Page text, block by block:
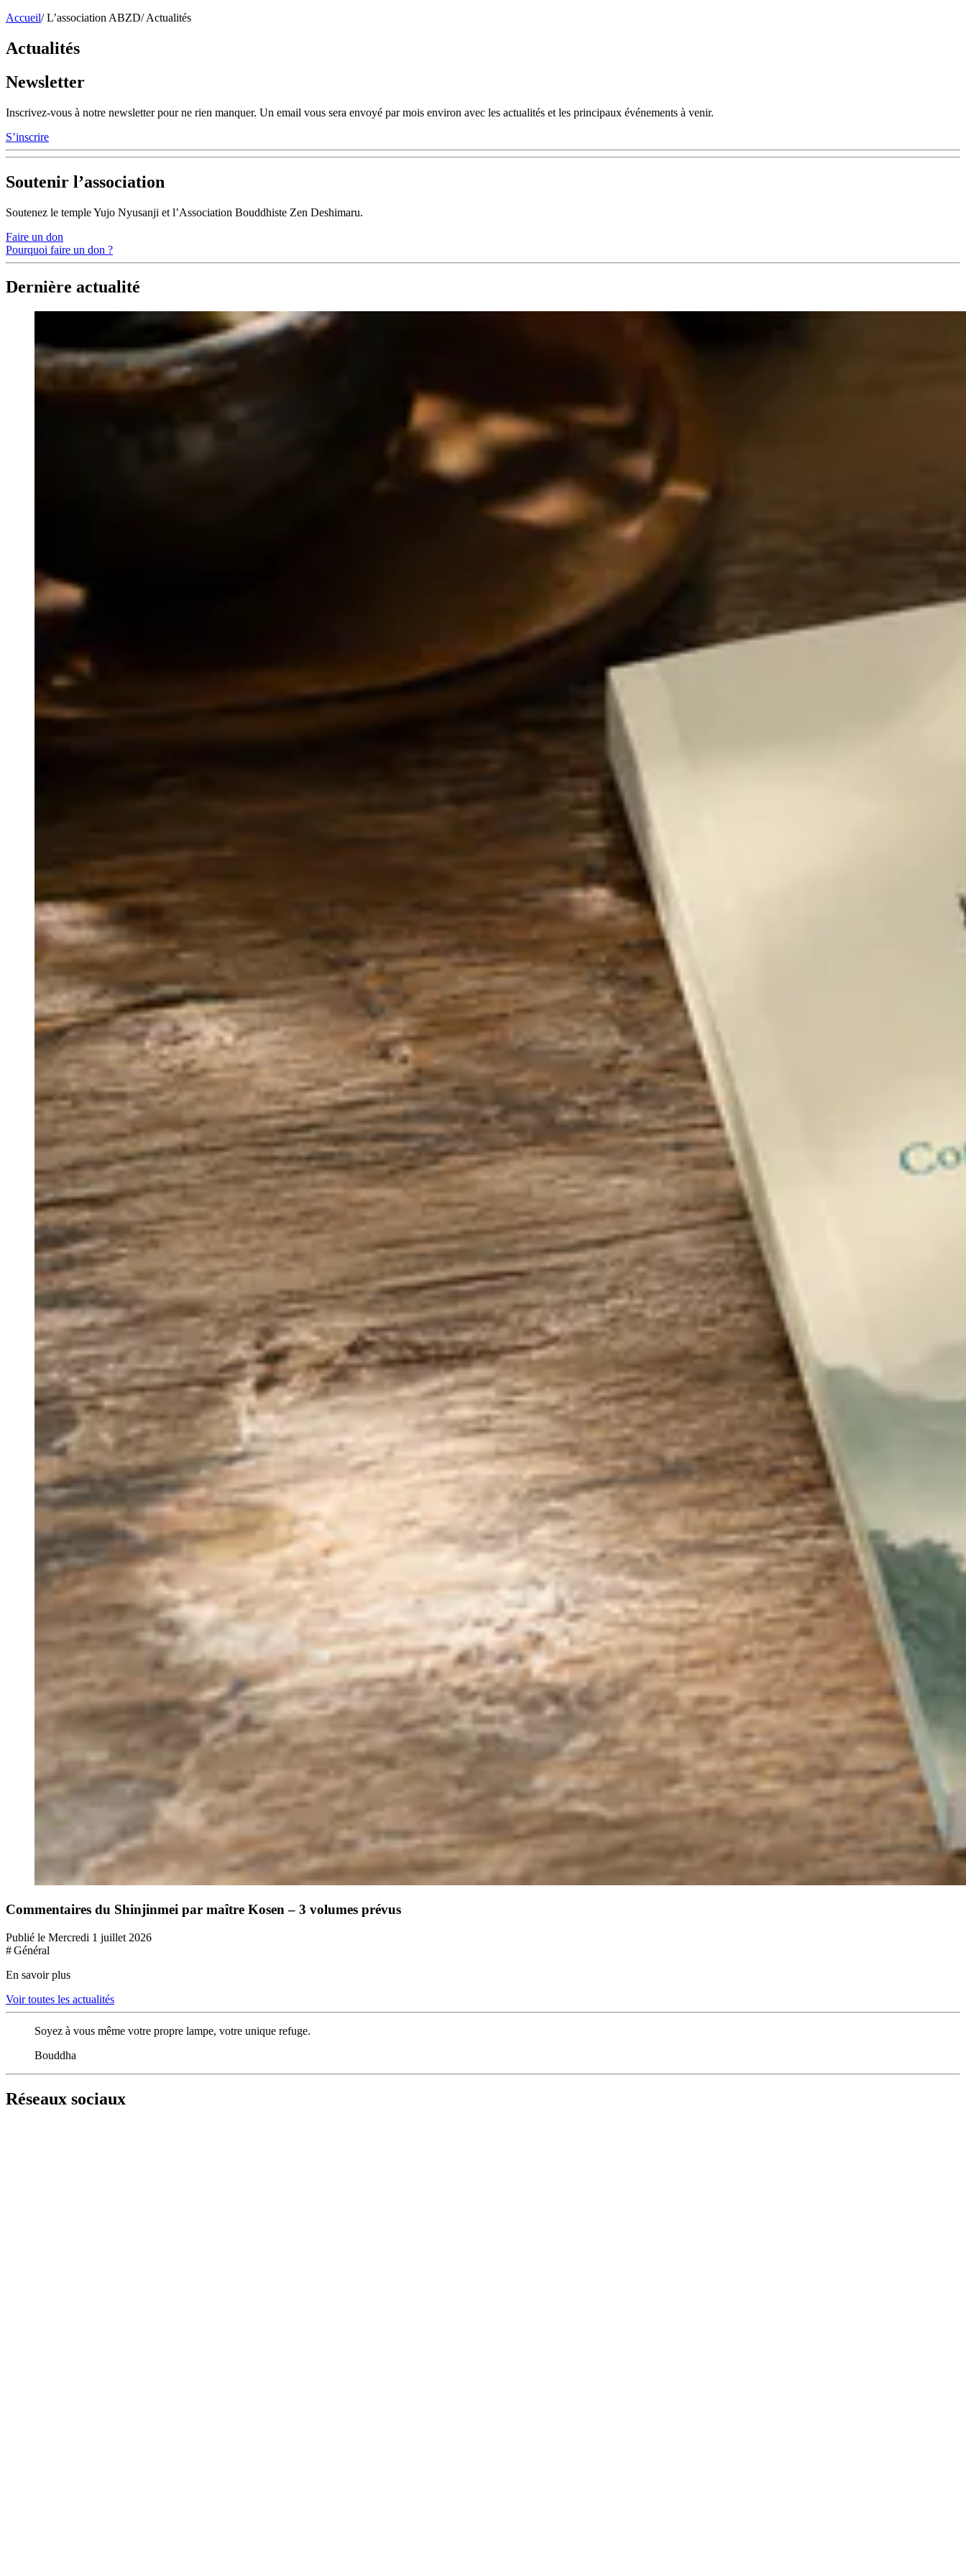
Accueil/ L’association ABZD/ Actualités
Actualités
Newsletter
Inscrivez-vous à notre newsletter pour ne rien manquer. Un email vous sera envoyé par mois environ avec les actualités et les principaux événements à venir.
S’inscrire
Soutenir l’association
Soutenez le temple Yujo Nyusanji et l’Association Bouddhiste Zen Deshimaru.
Faire un don
Pourquoi faire un don ?
Dernière actualité
Commentaires du Shinjinmei par maître Kosen – 3 volumes prévus
Publié le Mercredi 1 juillet 2026
# Général
En savoir plus
Voir toutes les actualités
Soyez à vous même votre propre lampe, votre unique refuge.
Bouddha
Réseaux sociaux